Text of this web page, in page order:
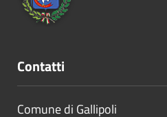
Contatti
Comune di Gallipoli